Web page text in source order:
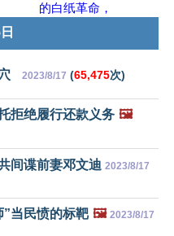
的白纸革命，
2023/8/17 (65,475次)
拒绝履行还款义务 🖼️
间谍前妻邓文迪 2023/8/17
”当民愤的标靶 🖼️ 2023/8/17